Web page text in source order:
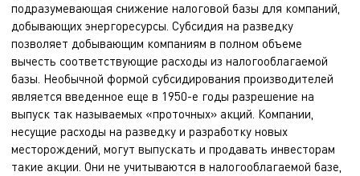
подразумевающая снижение налоговой базы для компаний,
добывающих энергоресурсы. Субсидия на разведку
позволяет добывающим компаниям в полном объеме
вычесть соответствующие расходы из налогооблагаемой
базы. Необычной формой субсидирования производителей
является введенное еще в 1950-е годы разрешение на
выпуск так называемых «проточных» акций. Компании,
несущие расходы на разведку и разработку новых
месторождений, могут выпускать и продавать инвесторам
такие акции. Они не учитываются в налогооблагаемой базе,